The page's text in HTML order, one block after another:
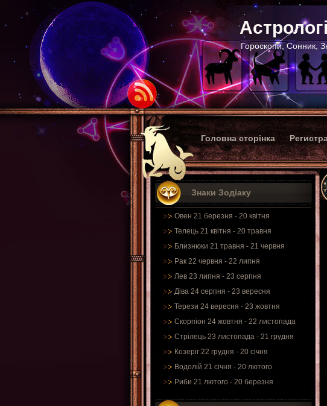
Гороскопи, Сонник,
Головна сторінка
Знаки Зодіаку
Овен 21 березня - 20 квітня
Телець 21 квітня - 20 травня
Близнюки 21 травня - 21 червня
Рак 22 червня - 22 липня
Лев 23 липня - 23 серпня
Діва 24 серпня - 23 вересня
Терези 24 вересня - 23 жовтня
Скорпіон 24 жовтня - 22 листопада
Стрілець 23 листопада - 21 грудня
Козеріг 22 грудня - 20 січня
Водолій 21 січня - 20 лютого
Риби 21 лютого - 20 березня